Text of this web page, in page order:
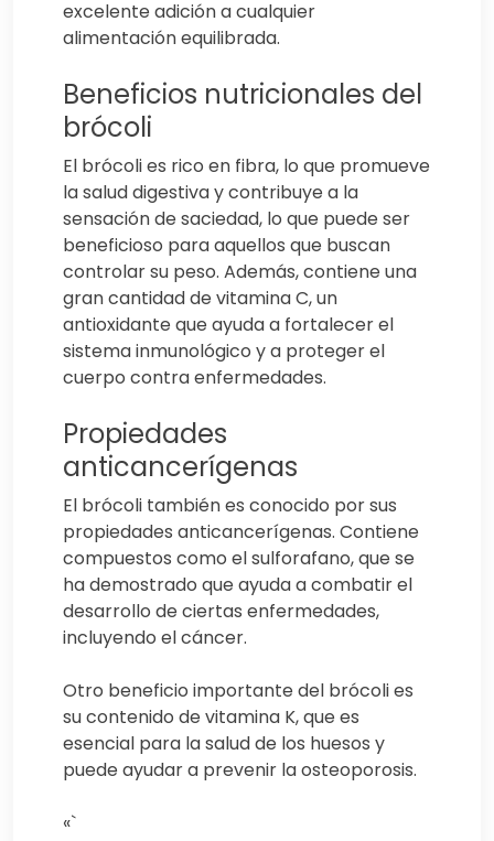
excelente adición a cualquier
alimentación equilibrada.
Beneficios nutricionales del
brócoli
El brócoli es rico en fibra, lo que promueve
la salud digestiva y contribuye a la
sensación de saciedad, lo que puede ser
beneficioso para aquellos que buscan
controlar su peso. Además, contiene una
gran cantidad de vitamina C, un
antioxidante que ayuda a fortalecer el
sistema inmunológico y a proteger el
cuerpo contra enfermedades.
Propiedades
anticancerígenas
El brócoli también es conocido por sus
propiedades anticancerígenas. Contiene
compuestos como el sulforafano, que se
ha demostrado que ayuda a combatir el
desarrollo de ciertas enfermedades,
incluyendo el cáncer.
Otro beneficio importante del brócoli es
su contenido de vitamina K, que es
esencial para la salud de los huesos y
puede ayudar a prevenir la osteoporosis.
«`